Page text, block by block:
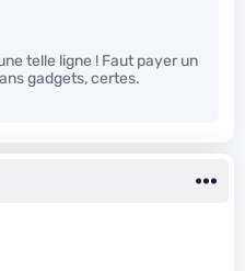
telle ligne ! Faut payer un
gadgets, certes.